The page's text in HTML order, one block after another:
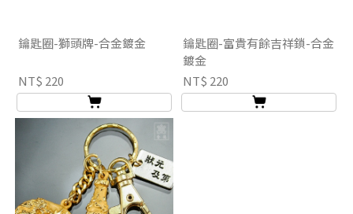
鑰匙圈-獅頭牌-合金鍍金
NT$ 220
鑰匙圈-富貴有餘吉祥鎖-合金
鍍金
NT$ 220